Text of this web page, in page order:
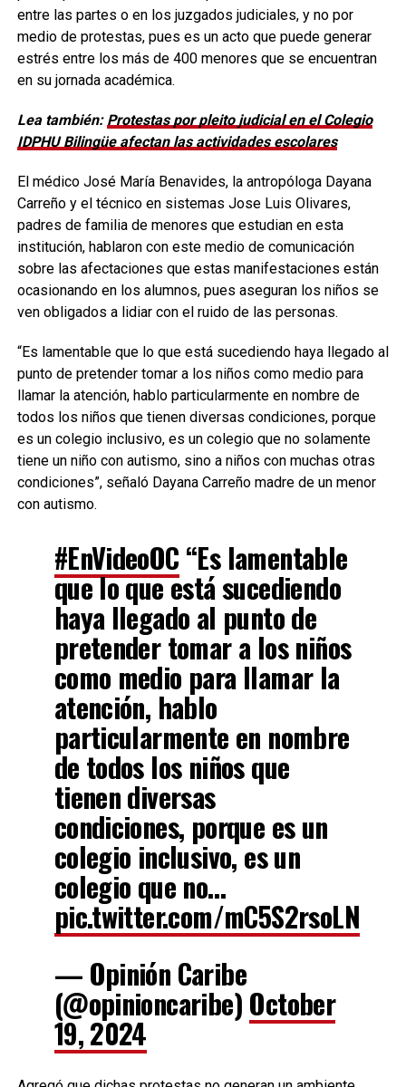
entre las partes o en los juzgados judiciales, y no por
medio de protestas, pues es un acto que puede generar
estrés entre los más de 400 menores que se encuentran
en su jornada académica.
Lea también: Protestas por pleito judicial en el Colegio
IDPHU Bilingüe afectan las actividades escolares
El médico José María Benavides, la antropóloga Dayana
Carreño y el técnico en sistemas Jose Luis Olivares,
padres de familia de menores que estudian en esta
institución, hablaron con este medio de comunicación
sobre las afectaciones que estas manifestaciones están
ocasionando en los alumnos, pues aseguran los niños se
ven obligados a lidiar con el ruido de las personas.
“Es lamentable que lo que está sucediendo haya llegado al
punto de pretender tomar a los niños como medio para
llamar la atención, hablo particularmente en nombre de
todos los niños que tienen diversas condiciones, porque
es un colegio inclusivo, es un colegio que no solamente
tiene un niño con autismo, sino a niños con muchas otras
condiciones”, señaló Dayana Carreño madre de un menor
con autismo.
#EnVideoOC “Es lamentable
que lo que está sucediendo
haya llegado al punto de
pretender tomar a los niños
como medio para llamar la
atención, hablo
particularmente en nombre
de todos los niños que
tienen diversas
condiciones, porque es un
colegio inclusivo, es un
colegio que no…
pic.twitter.com/mC5S2rsoLN
— Opinión Caribe
(@opinioncaribe) October
19, 2024